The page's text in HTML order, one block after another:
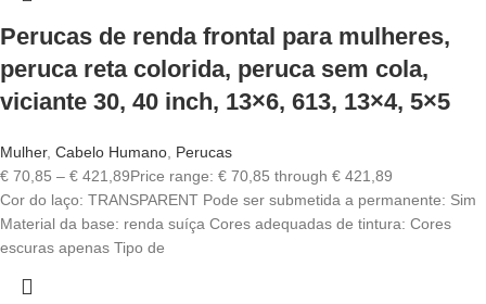
Perucas de renda frontal para mulheres,
peruca reta colorida, peruca sem cola,
viciante 30, 40 inch, 13×6, 613, 13×4, 5×5
Mulher, Cabelo Humano Perucas
€ 70,85 – € 421,89Price range: € 70,85 through € 421,89
Cor do laço: TRANSPARENT Pode ser submetida a permanente: Sim
Material da base: renda suíça Cores adequadas de tintura: Cores
escuras apenas Tipo de